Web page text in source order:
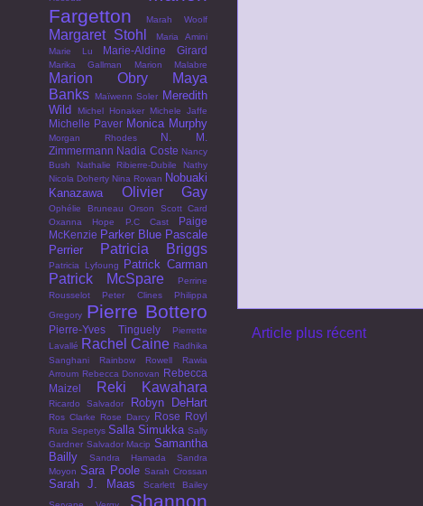
Article plus récent
Fargetton
Marah Woolf
Margaret Stohl
Maria Amini
Marie Lu
Marie-Aldine Girard
Marika Gallman Marion Malabre
Marion Obry
Maya
Banks Maïwenn Soler Meredith
Wild
Michel Honaker Michele Jaffe
Michelle Paver Monica Murphy
Morgan Rhodes
N. M.
Zimmermann Nadia Coste Nancy
Bush
Nathalie Ribierre-Dubile
Nathy
Nicola Doherty Nina Rowan Nobuaki
Kanazawa
Olivier Gay
Ophélie Bruneau
Orson Scott Card
Oxanna Hope
P.C Cast
Paige
McKenzie Parker Blue Pascale
Perrier
Patricia Briggs
Patricia Lyfoung Patrick Carman
Patrick McSpare
Perrine
Rousselot
Peter Clines
Philippa
Gregory Pierre Bottero
Pierre-Yves Tinguely
Pierrette
Lavallé Rachel Caine Radhika
Sanghani
Rainbow Rowell
Rawia
Arroum Rebecca Donovan Rebecca
Maizel
Reki Kawahara
Ricardo Salvador Robyn DeHart
Ros Clarke Rose Darcy Rose Royl
Ruta Sepetys Salla Simukka Sally
Gardner Salvador Macip Samantha
Bailly
Sandra Hamada
Sandra
Moyon Sara Poole Sarah Crossan
Sarah J. Maas
Scarlett Bailey
Shannon